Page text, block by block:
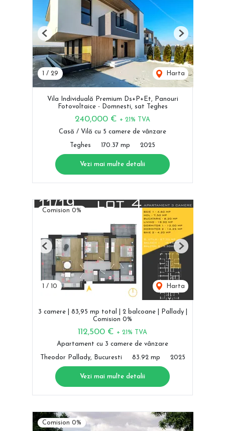
1 / 29 Harta
Previous Next
Vila Individuală Premium Ds+P+Et, Panouri
Fotovoltaice - Domnesti, sat Teghes
240,000 € + 21% TVA
Casă / Vilă cu 5 camere de vânzare
Teghes 170.37 mp 2025
Vezi mai multe detalii
Comision 0%
1 / 10 Harta
Previous Next
3 camere | 83,95 mp total | 2 balcoane | Pallady |
Comision 0%
112,500 € + 21% TVA
Apartament cu 3 camere de vânzare
Theodor Pallady, Bucuresti 83.92 mp 2025
Vezi mai multe detalii
Comision 0%